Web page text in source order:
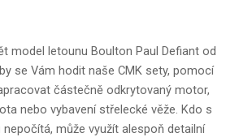
model letounu Boulton Paul Defiant od
se Vám hodit naše CMK sety, pomocí
částečně odkrytovaný motor,
nebo vybavení střelecké věže. Kdo s
nepočítá, může využít alespoň detailní